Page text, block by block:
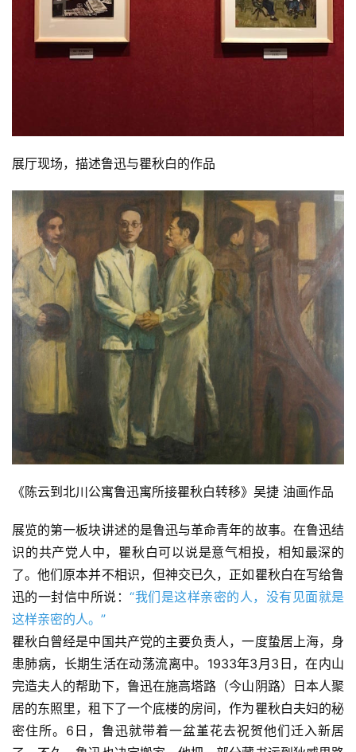
展厅现场，描述鲁迅与瞿秋白的作品
《陈云到北川公寓鲁迅寓所接瞿秋白转移》吴捷 油画作品
展览的第一板块讲述的是鲁迅与革命青年的故事。在鲁迅结
识的共产党人中，瞿秋白可以说是意气相投，相知最深的
了。他们原本并不相识，但神交已久，正如瞿秋白在写给鲁
迅的一封信中所说：“我们是这样亲密的人，没有见面就是
这样亲密的人。”
瞿秋白曾经是中国共产党的主要负责人，一度蛰居上海，身
患肺病，长期生活在动荡流离中。1933年3月3日，在内山
完造夫人的帮助下，鲁迅在施高塔路（今山阴路）日本人聚
居的东照里，租下了一个底楼的房间，作为瞿秋白夫妇的秘
密住所。6日，鲁迅就带着一盆堇花去祝贺他们迁入新居